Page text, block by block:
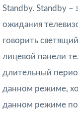
Standby. Standby
ожидания
говорить
лицевой панели
длительный
данном режиме,
данном режиме